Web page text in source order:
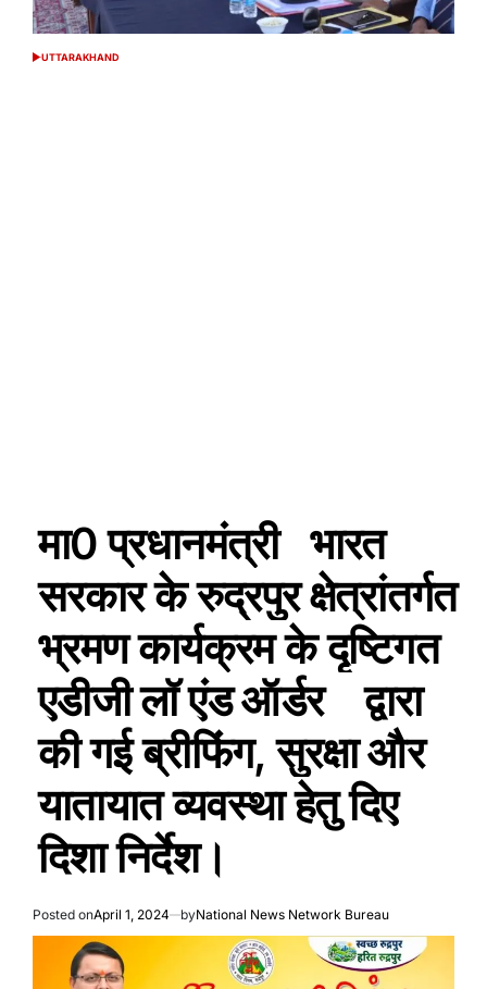
POSTED
UTTARAKHAND
मा0 प्रधानमंत्री भारत
सरकार के रुद्रपुर क्षेत्रांतर्गत
भ्रमण कार्यक्रम के दृष्टिगत
एडीजी लॉ एंड ऑर्डर द्वारा
की गई ब्रीफिंग, सुरक्षा और
यातायात व्यवस्था हेतु दिए
दिशा निर्देश।
Posted onApril 1, 2024 byNational News Network Bureau